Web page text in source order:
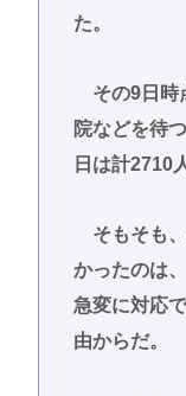
た。
その9日時
院などを待
日は計2710
そもそも、
かったのは
急変に対応
由からだ。